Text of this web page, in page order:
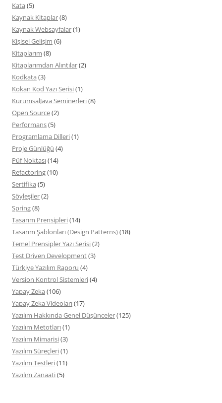
Kata (5)
Kaynak Kitaplar(8)
Kaynak Websayfalar(1)
Kişisel Gelişim (6)
Kitaplarım (8)
Kitaplarımdan Alıntılar(2)
Kodkata (3)
Kokan Kod Yazı Serisi(1)
KurumsalJava Seminerleri(8)
Open Source(2)
Performans(5)
Programlama Dilleri(1)
Proje Günlüğü (4)
Püf Noktası(14)
Refactoring(10)
Sertifika (5)
Söyleşiler(2)
Spring(8)
Tasarım Prensipleri(14)
Tasarım Şablonları (Design Patterns)(18)
Temel Prensipler Yazı Serisi(2)
Test Driven Development(3)
Türkiye Yazılım Raporu (4)
Version Kontrol Sistemleri(4)
Yapay Zeka (106)
Yapay Zeka Videoları(17)
Yazılım Hakkında Genel Düşünceler(125)
Yazılım Metotları(1)
Yazılım Mimarisi(3)
Yazılım Süreçleri(1)
Yazılım Testleri(11)
Yazılım Zanaati(5)